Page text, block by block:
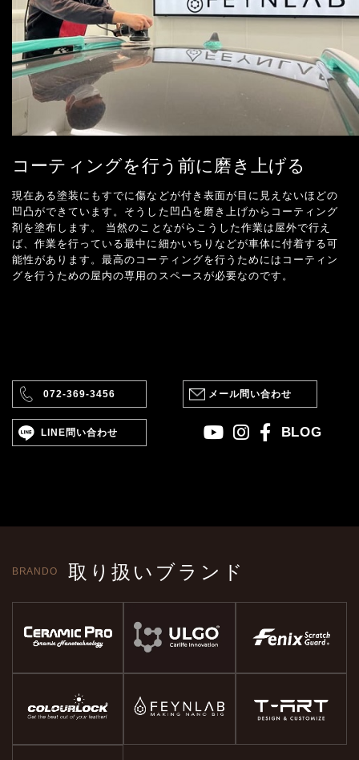
コーティングを行う前に磨き上げる
現在ある塗装にもすでに傷などが付き表面が目に見えないほどの
凹凸ができています。そうした凹凸を磨き上げからコーティング
剤を塗布します。 当然のことながらこうした作業は屋外で行え
ば、作業を行っている最中に細かいちりなどが車体に付着する可
能性があります。最高のコーティングを行うためにはコーティン
グを行うための屋内の専用のスペースが必要なのです。
072-369-3456 メール問い合わせ
LINE問い合わせ BLOG
BRANDO 取り扱いブランド